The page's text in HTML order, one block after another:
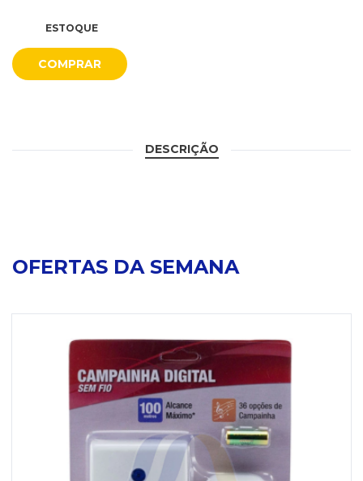
ESTOQUE
COMPRAR
DESCRIÇÃO
OFERTAS DA SEMANA